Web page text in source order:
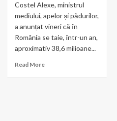
Costel Alexe, ministrul
mediului, apelor și pădurilor,
a anunțat vineri că ȋn
România se taie, ȋntr-un an,
aproximativ 38,6 milioane...
Read More